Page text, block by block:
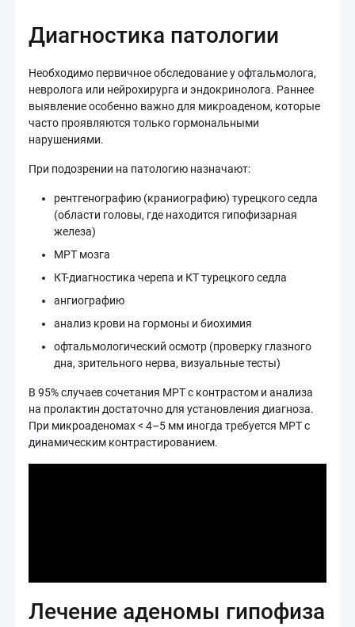
Диагностика патологии
Необходимо первичное обследование у офтальмолога,
невролога или нейрохирурга и эндокринолога. Раннее
выявление особенно важно для микроаденом, которые
часто проявляются только гормональными
нарушениями.
При подозрении на патологию назначают:
рентгенографию (краниографию) турецкого седла
(области головы, где находится гипофизарная
железа)
МРТ мозга
КТ-диагностика черепа и КТ турецкого седла
ангиографию
анализ крови на гормоны и биохимия
офтальмологический осмотр (проверку глазного
дна, зрительного нерва, визуальные тесты)
В 95% случаев сочетания МРТ с контрастом и анализа
на пролактин достаточно для установления диагноза.
При микроаденомах < 4–5 мм иногда требуется МРТ с
динамическим контрастированием.
Лечение аденомы гипофиза